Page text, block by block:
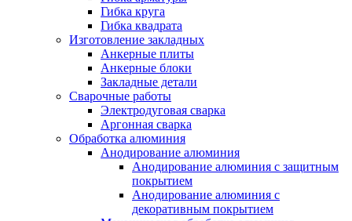
Гибка круга
Гибка квадрата
Изготовление закладных
Анкерные плиты
Анкерные блоки
Закладные детали
Сварочные работы
Электродуговая сварка
Аргонная сварка
Обработка алюминия
Анодирование алюминия
Анодирование алюминия с защитным
покрытием
Анодирование алюминия с
декоративным покрытием